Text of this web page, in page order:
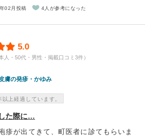
02月投稿 4人が参考になった
5.0
人・50代・男性・掲載口コミ3件）
膚の発疹・かゆみ
上経過しています。
た際に…
疹が出てきて、町医者に診てもらいま